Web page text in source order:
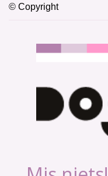
© Copyright